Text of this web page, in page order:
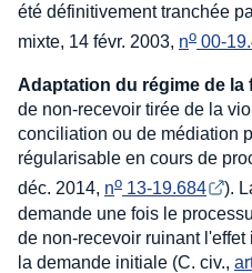
été définitivement tranchée
mixte, 14 févr. 2003, no 00-
Adaptation du régime de la
de non-recevoir tirée de la
conciliation ou de médiation
régularisable en cours de
déc. 2014, no 13-19.684
).
demande une fois le
de non-recevoir ruinant
la demande initiale (C. civ.,